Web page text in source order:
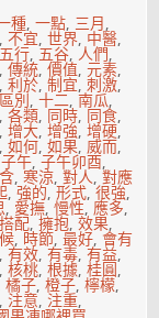
種,一點, 三月,
,不宜,世界, 中醫,
五行,五谷,人們,
,傳統,價值,元素,
,利於,制宜,刺激,
區別,十二,南瓜,
,各類, 同時, 同食,
,增大,增強,增硬,
,如何,如果,威而,
子午,子午卯酉,
,寒涼,對人,對應
,強的,形式,很強,
, 愛撫,慢性,應多,
搭配,擁抱,效果,
, 時節,最好, 會有
,有效,有毒,有益,
,核桃,根據,桂圓,
橘子,橙子,檸檬,
, 注意, 注重,